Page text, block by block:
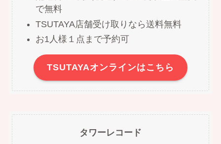
で無料
TSUTAYA店舗受け取りなら送料無料
お1人様１点まで予約可
TSUTAYAオンラインはこちら
タワーレコード